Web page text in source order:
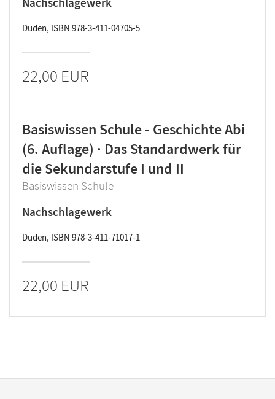
Duden, ISBN 978-3-411-04705-5
22,00 EUR
Basiswissen Schule - Geschichte Abi
(6. Auflage) · Das Standardwerk für
die Sekundarstufe I und II
Basiswissen Schule
Nachschlagewerk
Duden, ISBN 978-3-411-71017-1
22,00 EUR